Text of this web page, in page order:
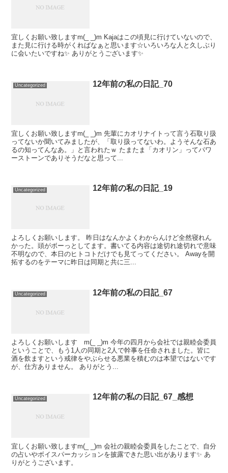
宜しくお願い致しますm(_ _)m Kajaはこの頃見に行けていないので、
また見に行ける時がくればなぁと思います☆いろいろな人と久しぶり
に会いたいですね✨ ありがとうございます✨
Uncategorized 12年前の私の日記_70
宜しくお願い致しますm(_ _)m 先輩にカオリナイトって言う石取り扱
ってないか聞いてみましたが、「取り扱ってないわ。ようそんな石あ
るの知ってんなあ。」と言われたｗ たまたま「カオリン」ってパワ
ーストーンでありそうだなと思って...
Uncategorized 12年前の私の日記_19
よろしくお願いします。 昨日はなんかよくわからんけど全然寝れん
かった。頭がボーっとしてます。書いてる内容は途切れ途切れで意味
不明なので、本日のヒトコトだけでも見てってください。 Awayを開
拓するのをテーマに昨日は同期と共に三...
Uncategorized 12年前の私の日記_67
よろしくお願いします m(_ _)m 今年の四月から会社では親睦会委員
ということで、もう1人の同期と2人で幹事を任命されました。皆に
酒を飲ますという戒律をやぶらせる悪業を積むのは本望ではないです
が、仕方ありません。 ありがとう...
Uncategorized 12年前の私の日記_67_感想
宜しくお願い致しますm(_ _)m 会社の親睦会委員をしたことで、自分
の占いやボイスパーカッションを披露できた思い出があります✨ あ
りがとうございます。